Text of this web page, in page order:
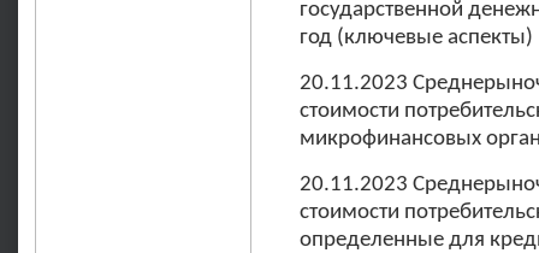
государственной
год (ключевые аспекты)
20.11.2023
стоимости
микрофинансовых
20.11.2023
стоимости
определенные для